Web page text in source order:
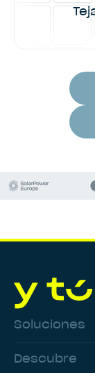
Soluciones
Descubre